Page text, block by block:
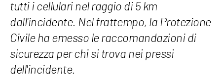
tutti i cellulari nel raggio di 5 km
dall'incidente. Nel frattempo, la Protezione
Civile ha emesso le raccomandazioni di
sicurezza per chi si trova nei pressi
dell'incidente.